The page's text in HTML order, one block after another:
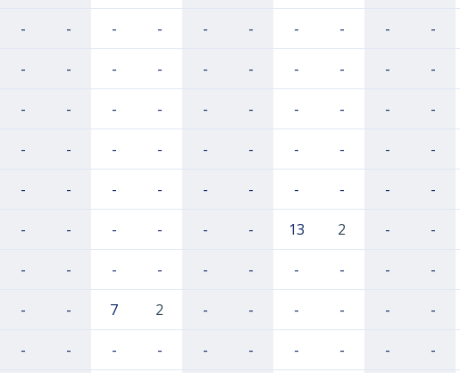
- - - - - - - - - -
- - - - - - - - - -
- - - - - - - - - -
- - - - - - - - - -
- - - - - - - - - -
- - - - - - 13 2 - -
- - - - - - - - - -
- - 7 2 - - - - - -
- - - - - - - - - -